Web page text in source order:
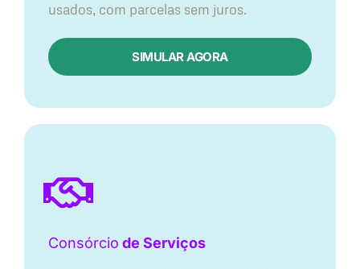
usados, com parcelas sem juros.
SIMULAR AGORA
Consórcio de Serviços